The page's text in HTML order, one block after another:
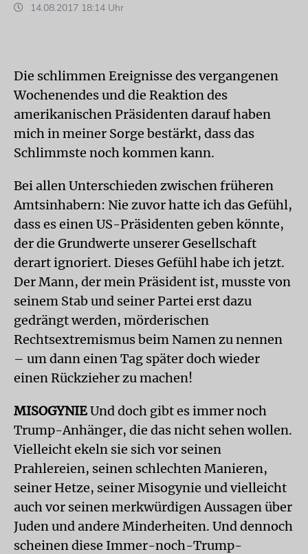
14.08.2017 18:14 Uhr
Die schlimmen Ereignisse des vergangenen
Wochenendes und die Reaktion des
amerikanischen Präsidenten darauf haben
mich in meiner Sorge bestärkt, dass das
Schlimmste noch kommen kann.
Bei allen Unterschieden zwischen früheren
Amtsinhabern: Nie zuvor hatte ich das Gefühl,
dass es einen US-Präsidenten geben könnte,
der die Grundwerte unserer Gesellschaft
derart ignoriert. Dieses Gefühl habe ich jetzt.
Der Mann, der mein Präsident ist, musste von
seinem Stab und seiner Partei erst dazu
gedrängt werden, mörderischen
Rechtsextremismus beim Namen zu nennen
– um dann einen Tag später doch wieder
einen Rückzieher zu machen!
MISOGYNIEUnd doch gibt es immer noch
Trump-Anhänger, die das nicht sehen wollen.
Vielleicht ekeln sie sich vor seinen
Prahlereien, seinen schlechten Manieren,
seiner Hetze, seiner Misogynie und vielleicht
auch vor seinen merkwürdigen Aussagen über
Juden und andere Minderheiten. Und dennoch
scheinen diese Immer-noch-Trump-